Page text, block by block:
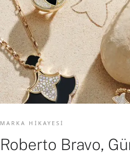
MARKA HIKAYESI
Roberto Bravo,